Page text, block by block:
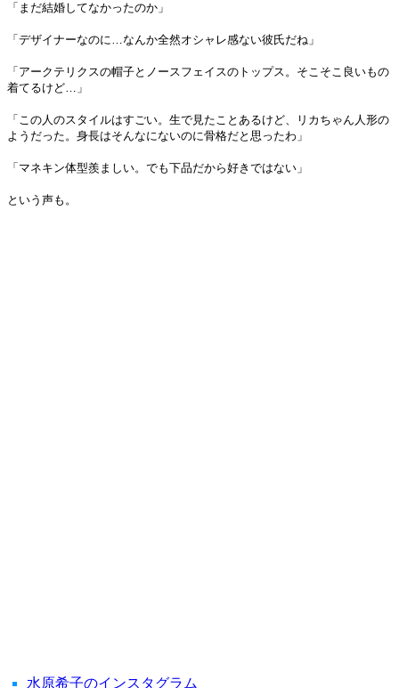
「まだ結婚してなかったのか」
「デザイナーなのに…なんか全然オシャレ感ない彼氏だね」
「アークテリクスの帽子とノースフェイスのトップス。そこそこ良いもの
着てるけど…」
「この人のスタイルはすごい。生で見たことあるけど、リカちゃん人形の
ようだった。身長はそんなにないのに骨格だと思ったわ」
「マネキン体型羨ましい。でも下品だから好きではない」
という声も。
水原希子のインスタグラム